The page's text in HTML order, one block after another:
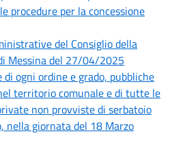
procedure per la concessione
del Consiglio della
Messina del 27/04/2025
di ogni ordine e grado, pubbliche
territorio comunale e di tutte le
non provviste di serbatoio
nella giornata del 18 Marzo